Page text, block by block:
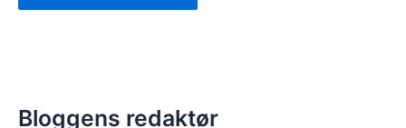
Bloggens redaktør